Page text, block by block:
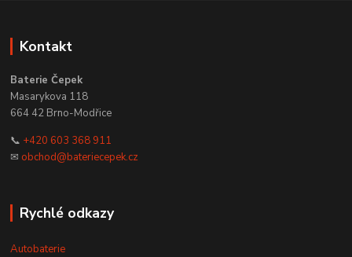
Kontakt
Baterie Čepek
Masarykova 118
664 42 Brno-Modřice
📞 +420 603 368 911
✉ obchod@bateriecepek.cz
Rychlé odkazy
Autobaterie